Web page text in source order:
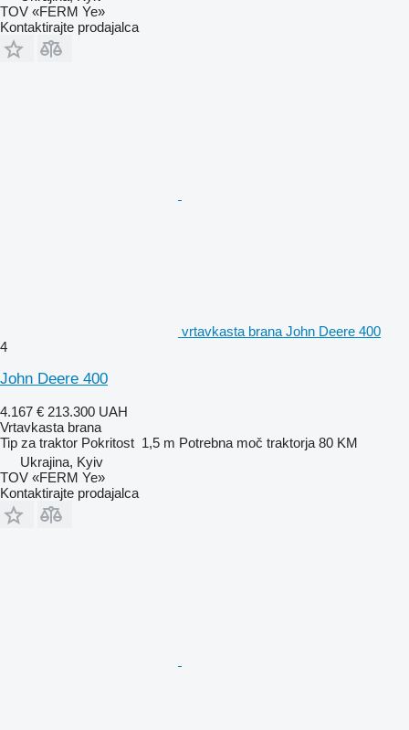
TOV «FERM Ye»
Kontaktirajte prodajalca
vrtavkasta brana John Deere 400
4
John Deere 400
4.167 € 213.300 UAH
Vrtavkasta brana
Tip za traktor Pokritost 1,5 m Potrebna moč traktorja 80 KM
Ukrajina, Kyiv
TOV «FERM Ye»
Kontaktirajte prodajalca